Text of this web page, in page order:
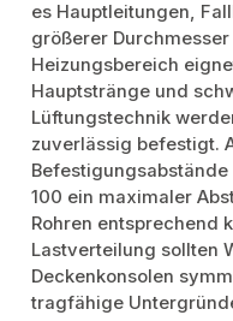
es Hauptleitungen,
größerer
Heizungsbereich
Hauptstränge und
Lüftungstechnik
zuverlässig befestigt.
Befestigungsabstände
100 ein maximaler
Rohren entsprechend
Lastverteilung sollten
Deckenkonsolen
tragfähige